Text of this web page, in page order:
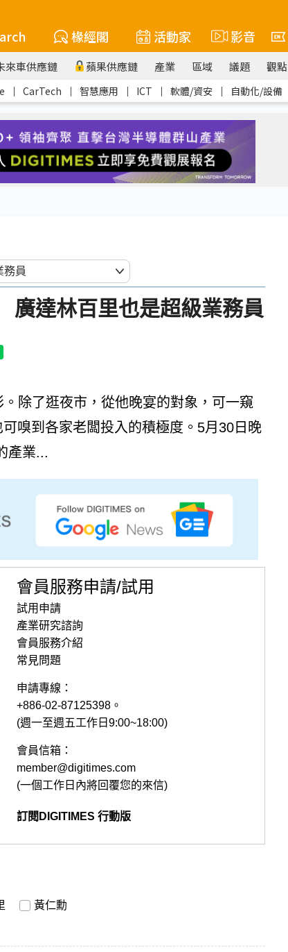
椽經閣 活動家 影音
來車供應鏈 蘋果供應鏈 產業 區域 議題 觀點
｜ CarTech ｜ 智慧應用 ｜ ICT ｜ 軟體/資安 ｜ 自動化/設備
達林百里也是超級業務員
除了逛夜市，從他晚宴的對象，可一窺
嗅到各家老闆投入的積極度。5月30日晚
產業...
會員服務申請/試用
試用申請
產業研究諮詢
會員服務介紹
常見問題
申請專線：
+886-02-87125398。
(週一至週五工作日9:00~18:00)
會員信箱：
member@digitimes.com
(一個工作日內將回覆您的來信)
訂閱DIGITIMES 行動版
黃仁勳